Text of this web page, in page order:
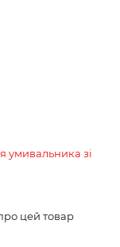
умивальника зі
цей товар